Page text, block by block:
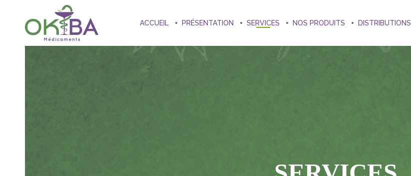
ACCUEIL PRÉSENTATION SERVICES NOS PRODUITS DISTRIBUTIONS